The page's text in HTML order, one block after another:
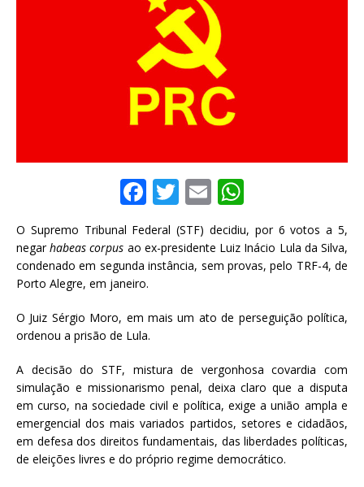
F
c
e
o
k
T
w
it
te
E
m
ai
l
at
s
p
O Supremo Tribunal Federal (STF) decidiu, por 6 votos a 5,
negarhabeas corpus ao ex-presidente Luiz Inácio Lula da Silva,
condenado em segunda instância, sem provas, pelo TRF-4, de
Porto Alegre, em janeiro.
O Juiz Sérgio Moro, em mais um ato de perseguição política,
ordenou a prisão de Lula.
A decisão do STF, mistura de vergonhosa covardia com
simulação e missionarismo penal, deixa claro que a disputa
em curso, na sociedade civil e política, exige a união ampla e
emergencial dos mais variados partidos, setores e cidadãos,
em defesa dos direitos fundamentais, das liberdades políticas,
de eleições livres e do próprio regime democrático.